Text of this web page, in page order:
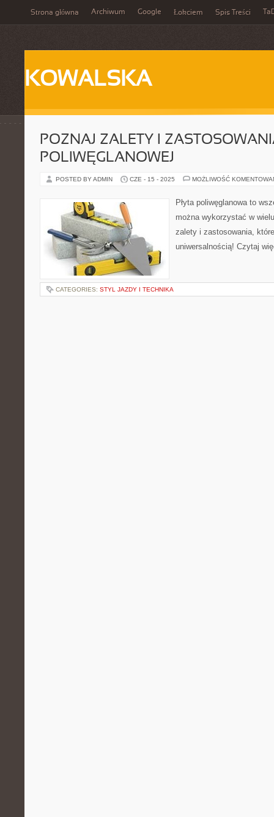
Strona główna Archiwum Google Łokciem Spis Treści
KOWALSKA
POZNAJ ZALETY I
POLIWĘGLANOWEJ
POSTED BY ADMIN CZE - 15 - 2025 MOŻLIWOŚĆ
Płyta poliwęglanowa to
można wykorzystać w
zalety i zastosowania,
uniwersalnością! Czytaj
CATEGORIES: STYL JAZDY I TECHNIKA